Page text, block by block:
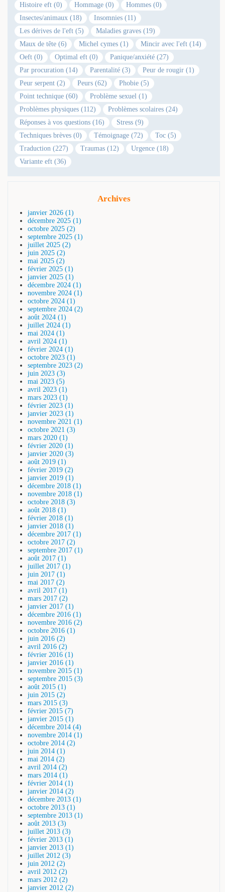
Histoire eft (0)
Hommage (0)
Hommes (0)
Insectes/animaux (18)
Insomnies (11)
Les dérives de l'eft (5)
Maladies graves (19)
Maux de tête (6)
Michel cymes (1)
Mincir avec l'eft (14)
Oeft (0)
Optimal eft (0)
Panique/anxiété (27)
Par procuration (14)
Parentalité (3)
Peur de rougir (1)
Peur serpent (2)
Peurs (62)
Phobie (5)
Point technique (60)
Problème sexuel (1)
Problèmes physiques (112)
Problèmes scolaires (24)
Réponses à vos questions (16)
Stress (9)
Techniques brèves (0)
Témoignage (72)
Toc (5)
Traduction (227)
Traumas (12)
Urgence (18)
Variante eft (36)
Archives
janvier 2026 (1)
décembre 2025 (1)
octobre 2025 (2)
septembre 2025 (1)
juillet 2025 (2)
juin 2025 (2)
mai 2025 (2)
février 2025 (1)
janvier 2025 (1)
décembre 2024 (1)
novembre 2024 (1)
octobre 2024 (1)
septembre 2024 (2)
août 2024 (1)
juillet 2024 (1)
mai 2024 (1)
avril 2024 (1)
février 2024 (1)
octobre 2023 (1)
septembre 2023 (2)
juin 2023 (3)
mai 2023 (5)
avril 2023 (1)
mars 2023 (1)
février 2023 (1)
janvier 2023 (1)
novembre 2021 (1)
octobre 2021 (3)
mars 2020 (1)
février 2020 (1)
janvier 2020 (3)
août 2019 (1)
février 2019 (2)
janvier 2019 (1)
décembre 2018 (1)
novembre 2018 (1)
octobre 2018 (3)
août 2018 (1)
février 2018 (1)
janvier 2018 (1)
décembre 2017 (1)
octobre 2017 (2)
septembre 2017 (1)
août 2017 (1)
juillet 2017 (1)
juin 2017 (1)
mai 2017 (2)
avril 2017 (1)
mars 2017 (2)
janvier 2017 (1)
décembre 2016 (1)
novembre 2016 (2)
octobre 2016 (1)
juin 2016 (2)
avril 2016 (2)
février 2016 (1)
janvier 2016 (1)
novembre 2015 (1)
septembre 2015 (3)
août 2015 (1)
juin 2015 (2)
mars 2015 (3)
février 2015 (7)
janvier 2015 (1)
décembre 2014 (4)
novembre 2014 (1)
octobre 2014 (2)
juin 2014 (1)
mai 2014 (2)
avril 2014 (2)
mars 2014 (1)
février 2014 (1)
janvier 2014 (2)
décembre 2013 (1)
octobre 2013 (1)
septembre 2013 (1)
août 2013 (3)
juillet 2013 (3)
février 2013 (1)
janvier 2013 (1)
juillet 2012 (3)
juin 2012 (2)
avril 2012 (2)
mars 2012 (2)
janvier 2012 (2)